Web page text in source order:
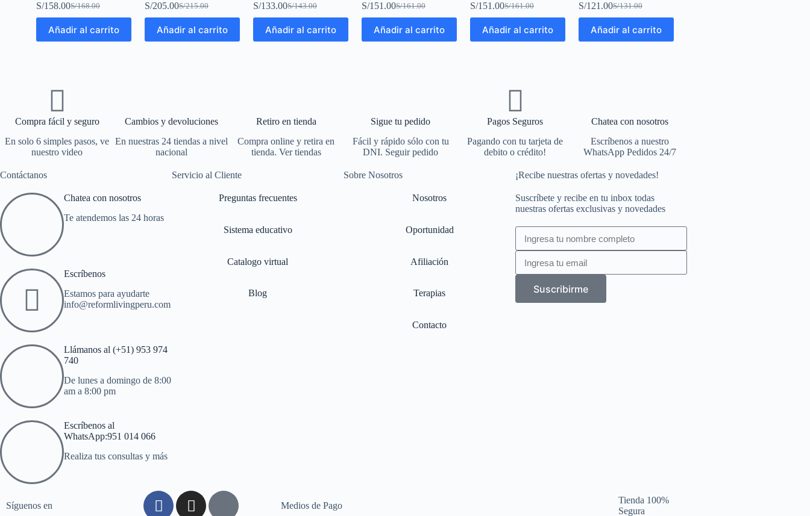
S/168.00
S/158.00
Añadir al carrito
S/215.00
S/205.00
Añadir al carrito
S/143.00
S/133.00
Añadir al carrito
S/161.00
S/151.00
Añadir al carrito
S/161.00
S/151.00
Añadir al carrito
S/131.00
S/121.00
Añadir al carrito
Compra fácil y seguro
En solo 6 simples pasos, ve
nuestro video
Cambios y devoluciones
En nuestras 24 tiendas a nivel
nacional
Retiro en tienda
Compra online y retira en
tienda. Ver tiendas
Sigue tu pedido
Fácil y rápido sólo con tu
DNI. Seguir pedido
Pagos Seguros
Pagando con tu tarjeta de
debito o crédito!
Chatea con nosotros
Escríbenos a nuestro
WhatsApp Pedidos 24/7
Contáctanos
Chatea con nosotros
Te atendemos las 24 horas
Escríbenos
Estamos para ayudarte
info@reformlivingperu.com
Llámanos al (+51) 953 974
740
De lunes a domingo de 8:00
am a 8:00 pm
Escríbenos al
WhatsApp:951 014 066
Realiza tus consultas y más
Servicio al Cliente
Preguntas frecuentes
Sistema educativo
Catalogo virtual
Blog
Sobre Nosotros
Nosotros
Oportunidad
Afiliación
Terapias
Contacto
¡Recibe nuestras ofertas y novedades!
Suscríbete y recibe en tu inbox todas
nuestras ofertas exclusivas y novedades
Suscribirme
Síguenos en Medios de Pago
Tienda 100%
Segura